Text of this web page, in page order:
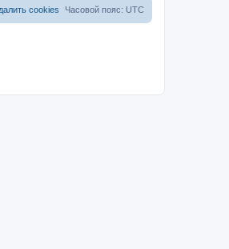
Часовой пояс: UTC
cookies